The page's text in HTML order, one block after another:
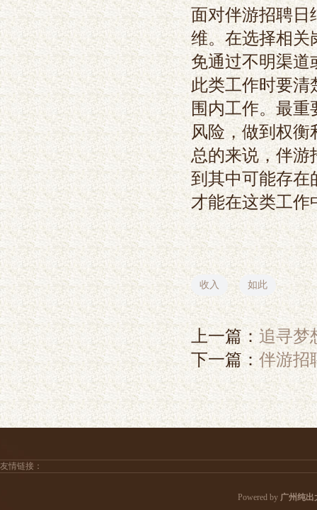
面对伴游招聘日
维。在选择相关
免通过不明渠道
此类工作时要清
围内工作。最
风险，做到权
总的来说，伴游
到其中可能存在
才能在这类工作
收入 如此
上一篇：追寻梦
下一篇：伴游招
友情链接：
Powered by 广州纯出